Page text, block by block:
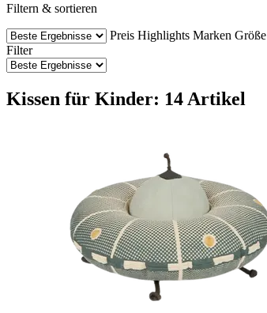
Filtern & sortieren
Preis Highlights Marken Größe
Filter
Kissen für Kinder: 14 Artikel